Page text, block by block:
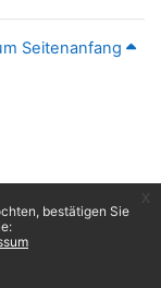
bestätigen Sie
Seitenanfang